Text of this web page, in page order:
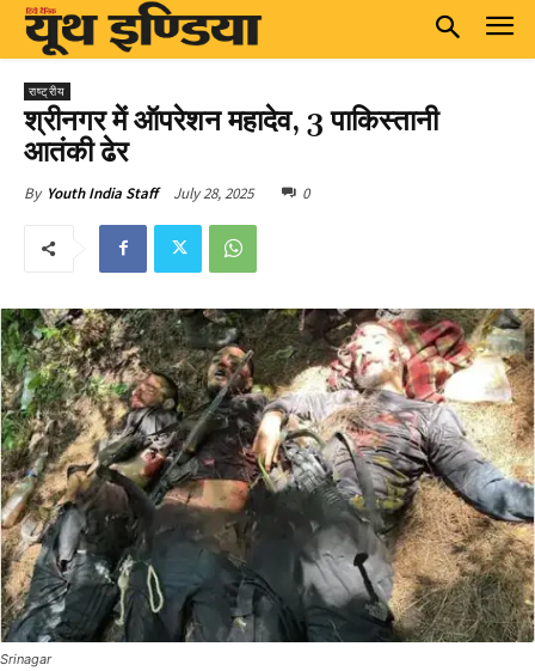
राष्ट्रीय
श्रीनगर में ऑपरेशन महादेव, 3 पाकिस्तानी
आतंकी ढेर
By Youth India Staff July 28, 2025 0
Srinagar